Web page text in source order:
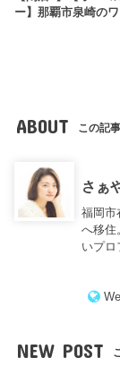
ー】那覇市泉崎の
ABOUT この記
さぁ
福岡市
へ移住
いプロ
NEW POST